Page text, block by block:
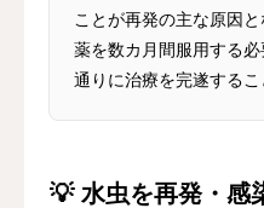
ことが再発の主な原因
薬を数カ月間服用する
通りに治療を完遂するこ
💡 水虫を再発・感